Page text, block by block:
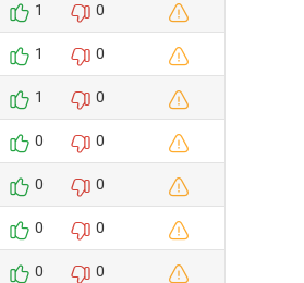
1 0
1 0
1 0
0 0
0 0
0 0
0 0